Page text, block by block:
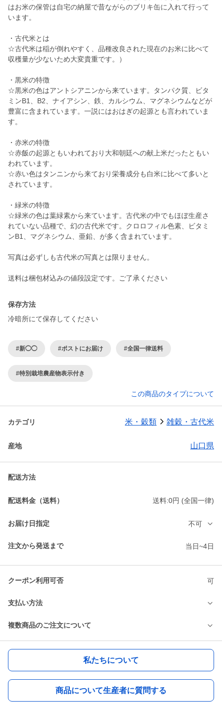
はお米の保管は自宅の納屋で昔ながらのブリキ缶に入れて行って
います。
・古代米とは
☆古代米は稲が倒れやすく、品種改良された現在のお米に比べて
収穫量が少ないため大変貴重です。）
・黒米の特徴
☆黒米の色はアントシアニンから来ています。タンパク質、ビタ
ミンB1、B2、ナイアシン、鉄、カルシウム、マグネシウムなどが
豊富に含まれています。一説にはおはぎの起源とも言われていま
す。
・赤米の特徴
☆赤飯の起源ともいわれており大和朝廷への献上米だったともい
われています。
☆赤い色はタンニンから来ており栄養成分も白米に比べて多いと
されています。
・緑米の特徴
☆緑米の色は葉緑素から来ています。古代米の中でもほぼ生産さ
れていない品種で、幻の古代米です。クロロフィル色素、ビタミ
ンB1、マグネシウム、亜鉛、が多く含まれています。
写真は必ずしも古代米の写真とは限りません。
送料は梱包材込みの値段設定です。ご了承ください
保存方法
冷暗所にて保存してください
#新◯◯ #ポストにお届け #全国一律送料
#特別栽培農産物表示付き
この商品のタイプについて
カテゴリ 米・穀類 雑穀・古代米
産地 山口県
配送方法
配送料金（送料） 送料:0円 (全国一律)
お届け日指定 不可
注文から発送まで 当日~4日
クーポン利用可否 可
支払い方法
複数商品のご注文について
私たちについて
商品について生産者に質問する